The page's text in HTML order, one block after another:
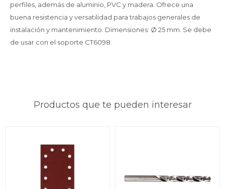
perfiles, además de aluminio, PVC y madera. Ofrece una
buena resistencia y versatilidad para trabajos generales de
instalación y mantenimiento. Dimensiones: Ø 25 mm. Se debe
de usar con el soporte CT6098.
Productos que te pueden interesar